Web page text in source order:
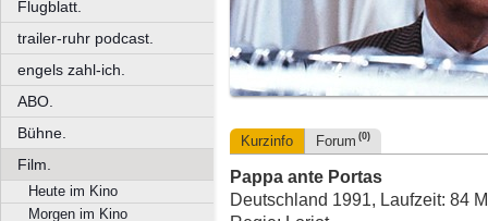
Flugblatt.
trailer-ruhr podcast.
engels zahl-ich.
ABO.
Bühne.
Film.
Heute im Kino
Morgen im Kino
Kurzinfo Forum (0)
Pappa ante Portas
Deutschland 1991, Laufzeit: 84